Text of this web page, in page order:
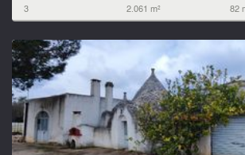
3 2.061 m² 82